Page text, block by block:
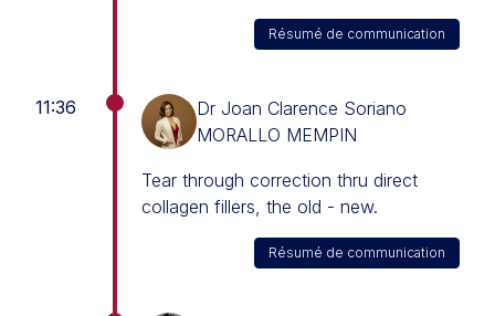
Résumé de communication
11:36
Dr Joan Clarence Soriano
MORALLO MEMPIN
Tear through correction thru direct
collagen fillers, the old - new.
Résumé de communication